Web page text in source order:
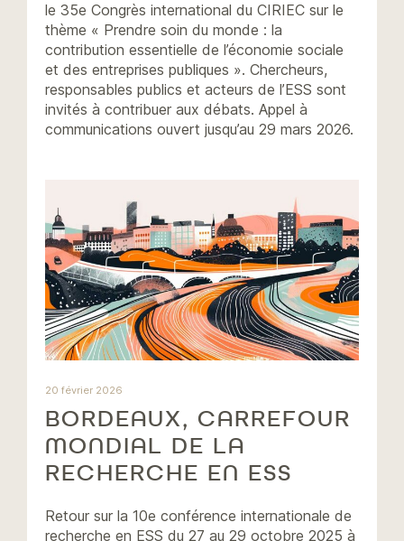
le 35e Congrès international du CIRIEC sur le
thème « Prendre soin du monde : la
contribution essentielle de l’économie sociale
et des entreprises publiques ». Chercheurs,
responsables publics et acteurs de l’ESS sont
invités à contribuer aux débats. Appel à
communications ouvert jusqu’au 29 mars 2026.
20 février 2026
BORDEAUX, CARREFOUR
MONDIAL DE LA
RECHERCHE EN ESS
Retour sur la 10e conférence internationale de
recherche en ESS du 27 au 29 octobre 2025 à